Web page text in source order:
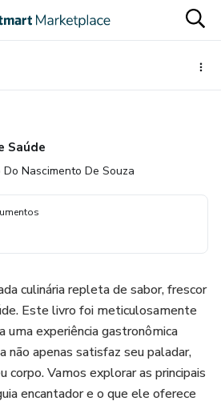
Saúde
Do Nascimento De Souza
culinária repleta de sabor, frescor
Este livro foi meticulosamente
uma experiência gastronômica
não apenas satisfaz seu paladar,
corpo. Vamos explorar as principais
encantador e o que ele oferece